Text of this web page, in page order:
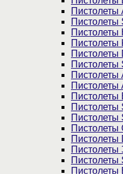
Пистолеты
Пистолеты
Пистолеты
Пистолеты
Пистолеты
Пистолеты
Пистолеты
Пистолеты
Пистолеты
Пистолеты
Пистолеты
Пистолеты
Пистолеты
Пистолеты
Пистолеты
Пистолеты